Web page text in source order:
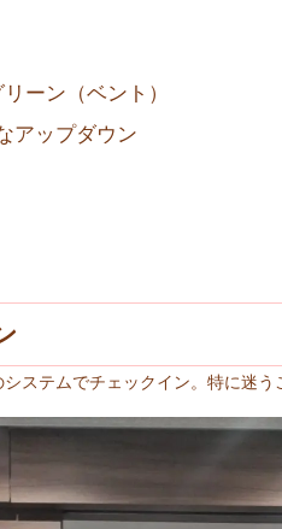
ーン（ベント）
アップダウン
ステムでチェックイン。特に迷う